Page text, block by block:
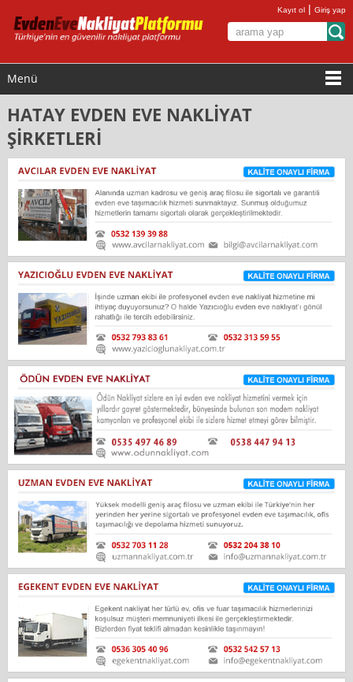
Kayıt ol |Giriş yap
Menü
HATAY EVDEN EVE NAKLİYAT
ŞİRKETLERİ